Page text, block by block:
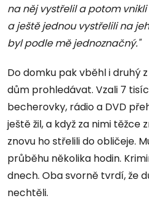
na něj vystřelil a potom
a ještě jednou vystřelili na
byl podle mě jednoznačný."
Do domku pak vběhl i druhý
dům prohledávat. Vzali 7
becherovky, rádio a DVD
ještě žil, a když za nimi těžce
znovu ho střelili do obličeje.
průběhu několika hodin.
dnech. Oba svorně tvrdí, že
nechtěli.